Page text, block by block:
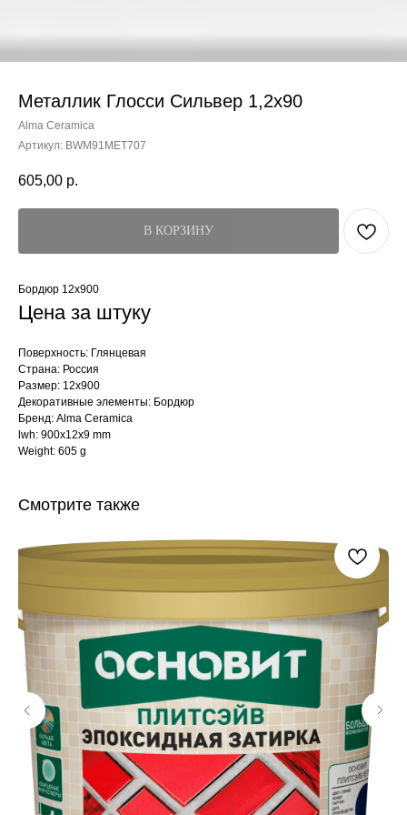
Металлик Глосси Сильвер 1,2x90
Alma Ceramica
Артикул: BWM91MET707
605,00 р.
В КОРЗИНУ
Бордюр 12x900
Цена за штуку
Поверхность: Глянцевая
Страна: Россия
Размер: 12x900
Декоративные элементы: Бордюр
Бренд: Alma Ceramica
lwh: 900x12x9 mm
Weight: 605 g
Смотрите также